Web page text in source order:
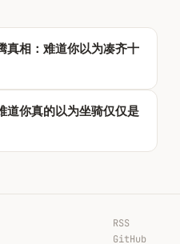
真相：难道你以为凑齐十
道你真的以为坐骑仅仅是
RSS
GitHub